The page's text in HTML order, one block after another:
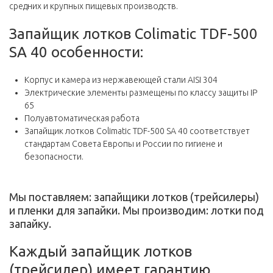
средних и крупных пищевых производств.
Запайщик лотков Colimatic TDF-500
SA 40 особенности:
Корпус и камера из нержавеющей стали AISI 304
Электрические элементы размещены по классу защиты IP
65
Полуавтоматическая работа
Запайщик лотков Colimatic TDF-500 SA 40 соответствует
стандартам Совета Европы и России по гигиене и
безопасности.
Мы поставляем: запайщики лотков (трейсилеры)
и пленки для запайки. Мы производим: лотки под
запайку.
Каждый запайщик лотков
(трейсилер) имеет гарантию